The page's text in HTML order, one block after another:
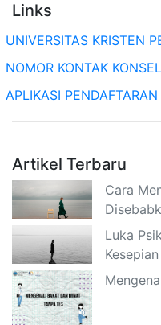
Links
UNIVERSITAS KRISTEN
NOMOR KONTAK
APLIKASI
Artikel Terbaru
Cara
Luka
Kesepian